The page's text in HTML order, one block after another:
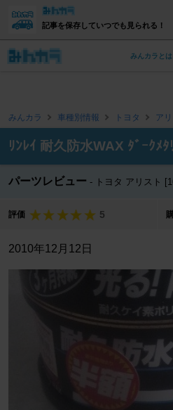
記事を保存していつでも見られる！
みんカラとは
みんカラ 車種別情報 トヨタ ア
ﾘﾝﾚｲ 耐久防水WAX ﾀﾞｰｸﾒﾀ
パーツレビュー トヨタ アリスト
評価 5
2010年12月12日